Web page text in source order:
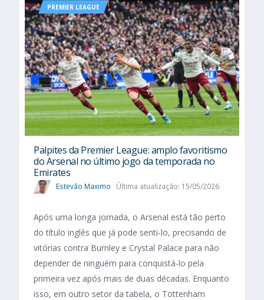
PREMIER LEAGUE
Palpites da Premier League: amplo favoritismo
do Arsenal no último jogo da temporada no
Emirates
Estevão Maximo Última atualização: 15/05/2026
Após uma longa jornada, o Arsenal está tão perto
do título inglês que já pode senti-lo, precisando de
vitórias contra Burnley e Crystal Palace para não
depender de ninguém para conquistá-lo pela
primeira vez após mais de duas décadas. Enquanto
isso, em outro setor da tabela, o Tottenham